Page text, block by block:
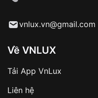
Từ khóa SEO:
sản phẩm đặc biệt
vnlux.vn@gmail.com
Về VNLUX
Tải App VnLux
Liên hệ